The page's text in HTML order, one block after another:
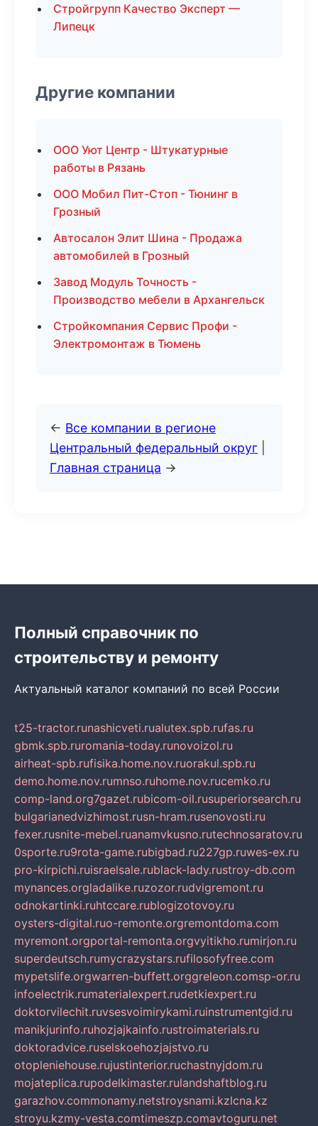
Стройгрупп Качество Эксперт —
Липецк
Другие компании
ООО Уют Центр - Штукатурные
работы в Рязань
ООО Мобил Пит-Стоп - Тюнинг в
Грозный
Автосалон Элит Шина - Продажа
автомобилей в Грозный
Завод Модуль Точность -
Производство мебели в Архангельск
Стройкомпания Сервис Профи -
Электромонтаж в Тюмень
← Все компании в регионе
Центральный федеральный округ
Главная страница →
Полный справочник по
строительству и ремонту
Актуальный каталог компаний по всей России
t25-tractor.runashicveti.rualutex.spb.rufas.ru
gbmk.spb.ruromania-today.runovoizol.ru
airheat-spb.rufisika.home.nov.ruorakul.spb.ru
demo.home.nov.rumnso.ruhome.nov.rucemko.ru
comp-land.org7gazet.rubicom-oil.rusuperiorsearch.ru
bulgarianedvizhimost.rusn-hram.rusenovosti.ru
fexer.rusnite-mebel.ruanamvkusno.rutechnosaratov.ru
0sporte.ru9rota-game.rubigbad.ru227gp.ruwes-ex.ru
pro-kirpichi.ruisraelsale.rublack-lady.rustroy-db.com
mynances.orgladalike.ruzozor.rudvigremont.ru
odnokartinki.ruhtccare.rublogizotovoy.ru
oysters-digital.ruo-remonte.orgremontdoma.com
myremont.orgportal-remonta.orgvyitikho.rumirjon.ru
superdeutsch.rumycrazystars.rufilosofyfree.com
mypetslife.orgwarren-buffett.orggreleon.comsp-or.ru
infoelectrik.rumaterialexpert.rudetkiexpert.ru
doktorvilechit.ruvsesvoimirykami.ruinstrumentgid.ru
manikjurinfo.ruhozjajkainfo.rustroimaterials.ru
doktoradvice.ruselskoehozjajstvo.ru
otopleniehouse.rujustinterior.ruchastnyjdom.ru
mojateplica.rupodelkimaster.rulandshaftblog.ru
garazhov.commonamy.netstroysnami.kzlcna.kz
stroyu.kzmy-vesta.comtimeszp.comavtoguru.net